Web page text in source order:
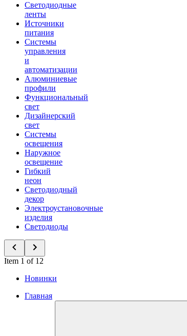
Светодиодные
ленты
Источники
питания
Системы
управления
и
автоматизации
Алюминиевые
профили
Функциональный
свет
Дизайнерский
свет
Системы
освещения
Наружное
освещение
Гибкий
неон
Светодиодный
декор
Электроустановочные
изделия
Светодиоды
Item 1 of 12
Новинки
Главная